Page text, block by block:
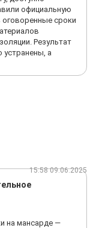
официальную
сроки
Результат
устранены, а
15:58 09.06.2025
на мансарде —